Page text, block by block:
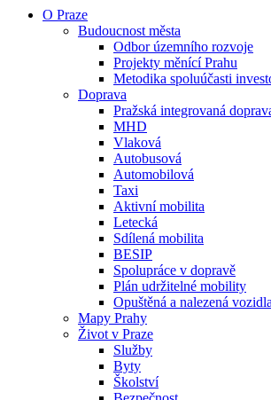
O Praze
Budoucnost města
Odbor územního rozvoje
Projekty měnící Prahu
Metodika spoluúčasti
Doprava
Pražská integrovaná
MHD
Vlaková
Autobusová
Automobilová
Taxi
Aktivní mobilita
Letecká
Sdílená mobilita
BESIP
Spolupráce v dopravě
Plán udržitelné mobility
Opuštěná a nalezená vozidla
Mapy Prahy
Život v Praze
Služby
Byty
Školství